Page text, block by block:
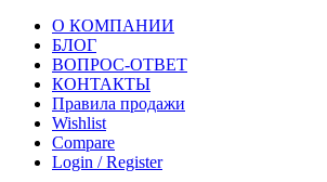
О КОМПАНИИ
БЛОГ
ВОПРОС-ОТВЕТ
КОНТАКТЫ
Правила продажи
Wishlist
Compare
Login / Register